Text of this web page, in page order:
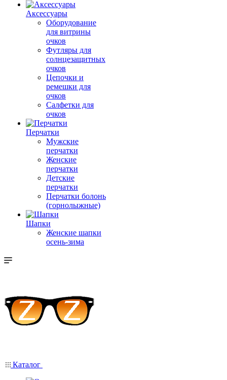
Аксессуары
Оборудование
для витрины
очков
Футляры для
солнцезащитных
очков
Цепочки и
ремешки для
очков
Салфетки для
очков
Перчатки
Мужские
перчатки
Женские
перчатки
Детские
перчатки
Перчатки болонь
(горнолыжные)
Шапки
Женские шапки
осень-зима
Каталог